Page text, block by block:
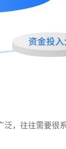
，往往需要很